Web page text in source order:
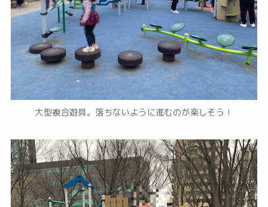
大型複合遊具。落ちないように進むのが楽しそう！